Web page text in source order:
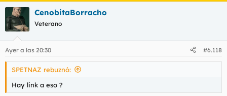
CenobitaBorracho
Veterano
Ayer a las 20:30 #6.118
SPETNAZ rebuznó:
Hay link a eso ?